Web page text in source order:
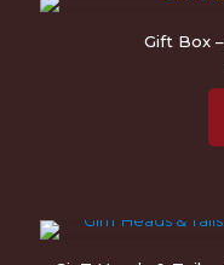
Gift Box